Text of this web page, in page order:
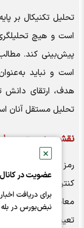
✕
عضویت در کانال
برای دریافت
نبض‌بورس در بله
تحلیل تکنیکال بر
است و هیچ
پیش‌بینی کند.
است و نباید
هدف، ارتقای دانش
تحلیل مستقل آنان
نقش مدیریت
رمز موفقیت در
کنترل هیجانات
معامله باید حد
تعیین کرده و بدون